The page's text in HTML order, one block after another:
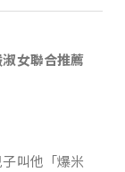
女聯合推薦
叫他「爆米